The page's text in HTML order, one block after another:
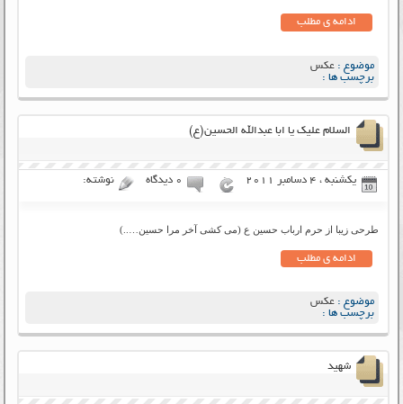
ادامه ی مطلب
موضوع :عکس
برچسب ها :
السلام علیک یا ابا عبدالله الحسین(ع)
یکشنبه ، 4 دسامبر 2011 ۰ دیدگاه نوشته:
طرحی زیبا از حرم ارباب حسین ع (می کشی آخر مرا حسین…..)
ادامه ی مطلب
موضوع :عکس
برچسب ها :
شهید